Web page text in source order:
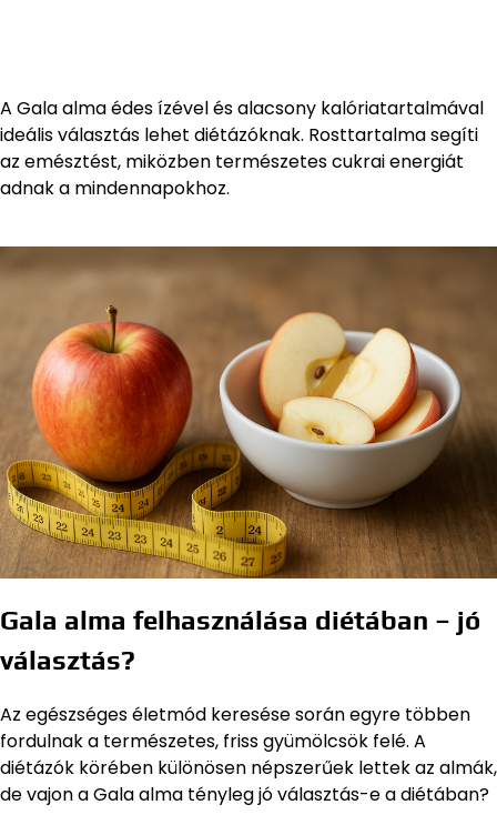
A Gala alma édes ízével és alacsony kalóriatartalmával
ideális választás lehet diétázóknak. Rosttartalma segíti
az emésztést, miközben természetes cukrai energiát
adnak a mindennapokhoz.
Gala alma felhasználása diétában – jó
választás?
Az egészséges életmód keresése során egyre többen
fordulnak a természetes, friss gyümölcsök felé. A
diétázók körében különösen népszerűek lettek az almák,
de vajon a Gala alma tényleg jó választás-e a diétában?